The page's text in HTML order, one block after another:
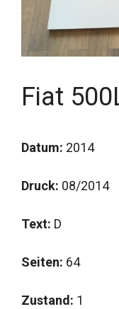
Fiat
Datum: 2014
Druck: 08/2014
Text: D
Seiten: 64
Zustand: 1